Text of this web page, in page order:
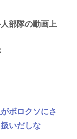
部隊の動画上
ボロクソにさ
いだしな